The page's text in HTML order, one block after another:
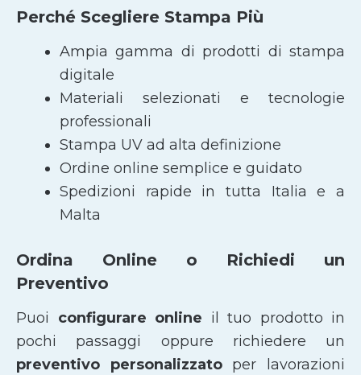
Perché Scegliere Stampa Più
Ampia gamma di prodotti di stampa
digitale
Materiali selezionati e tecnologie
professionali
Stampa UV ad alta definizione
Ordine online semplice e guidato
Spedizioni rapide in tutta Italia e a
Malta
Ordina Online o Richiedi un
Preventivo
Puoi configurare online il tuo prodotto in
pochi passaggi oppure richiedere un
preventivo personalizzatoper lavorazioni